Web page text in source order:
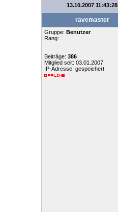
13.10.2007 11:43:28
ravemaster
Gruppe: Benutzer
Rang:
Beiträge: 386
Mitglied seit: 03.01.2007
IP-Adresse: gespeichert